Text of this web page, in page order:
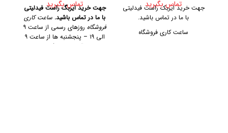
تماس بگیرید
جهت خرید ایربک راست فیدلیتی
با ما در تماس باشید.
ساعت کاری فروشگاه
تماس بگیرید
جهت خرید ایربگ راست فیدلیتی
با ما در تماس باشید. ساعت کاری
فروشگاه
روزهای رسمی از ساعت ۹
الی ۱۹ – پنجشنبه ها از ساعت ۹
آدرس فروشگاه